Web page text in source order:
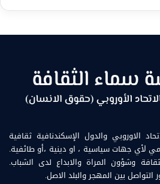
الاوروبي والدول الإسكندنافية ثقافية
لأي جهات سياسية ، او دينية ،أو طائفية.
وشؤون المراة والابداع لدى الشباب.
بين المهجر والبلد الاصل.